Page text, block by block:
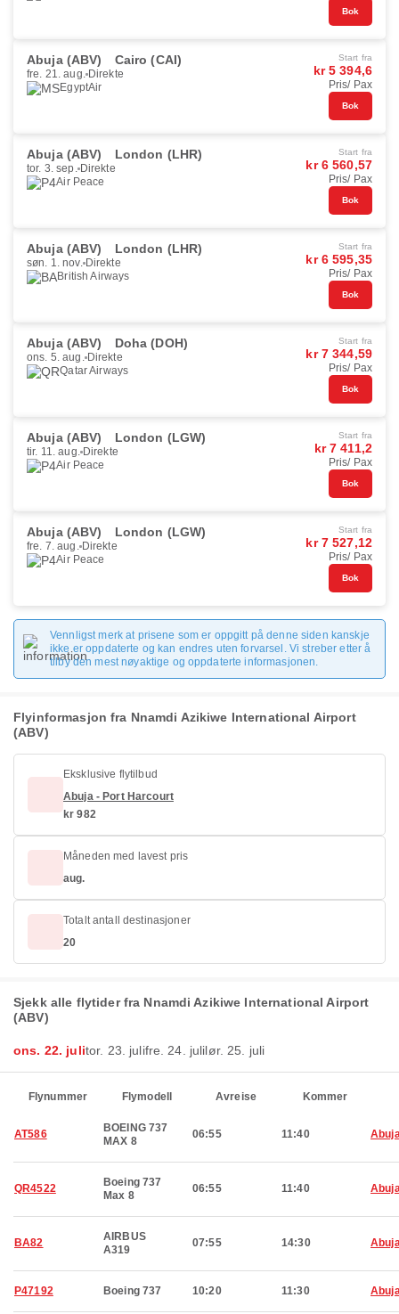
Bok
Abuja (ABV) Cairo (CAI)
fre. 21. aug. Direkte
EgyptAir
Start fra
kr 5 394,6
Pris/ Pax
Bok
Abuja (ABV) London (LHR)
tor. 3. sep. Direkte
Air Peace
Start fra
kr 6 560,57
Pris/ Pax
Bok
Abuja (ABV) London (LHR)
søn. 1. nov. Direkte
British Airways
Start fra
kr 6 595,35
Pris/ Pax
Bok
Abuja (ABV) Doha (DOH)
ons. 5. aug. Direkte
Qatar Airways
Start fra
kr 7 344,59
Pris/ Pax
Bok
Abuja (ABV) London (LGW)
tir. 11. aug. Direkte
Air Peace
Start fra
kr 7 411,2
Pris/ Pax
Bok
Abuja (ABV) London (LGW)
fre. 7. aug. Direkte
Air Peace
Start fra
kr 7 527,12
Pris/ Pax
Bok
Vennligst merk at prisene som er oppgitt på denne siden kanskje
ikke er oppdaterte og kan endres uten forvarsel. Vi streber etter å
tilby den mest nøyaktige og oppdaterte informasjonen.
Flyinformasjon fra Nnamdi Azikiwe International Airport
(ABV)
Eksklusive flytilbud
Abuja - Port Harcourt
kr 982
Måneden med lavest pris
aug.
Totalt antall destinasjoner
20
Sjekk alle flytider fra Nnamdi Azikiwe International Airport
(ABV)
ons. 22. julitor. 23. julifre. 24. julilør. 25. juli
Flynummer Flymodell Avreise Kommer
AT586
BOEING 737
MAX 8
06:55 11:40
QR4522
Boeing 737
Max 8
06:55 11:40
BA82
AIRBUS
A319
07:55 14:30
P47192 Boeing 737 10:20 11:30